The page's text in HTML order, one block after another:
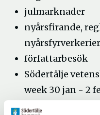
julmarknader
nyårsfirande,
nyårsfyrverkerier
författarbesök
Södertälje
week 30 jan - 2
konsert för att